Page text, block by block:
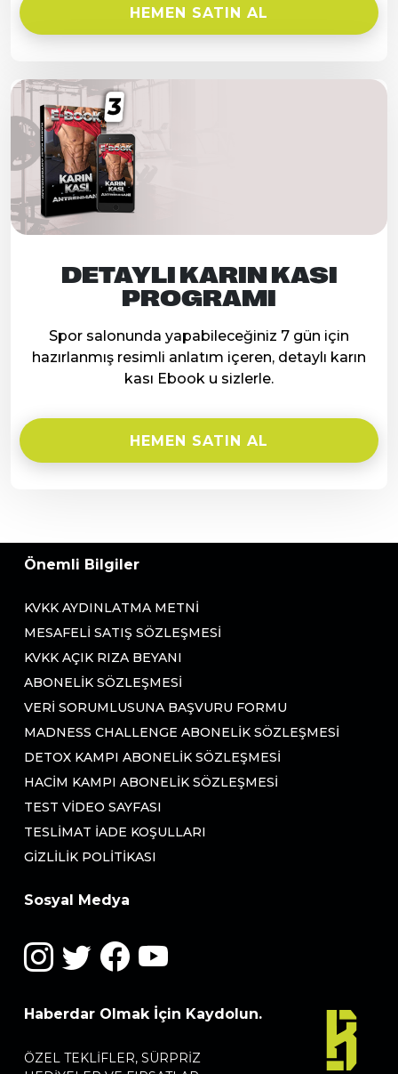
HEMEN SATIN AL
DETAYLI KARIN KASI
PROGRAMI
Spor salonunda yapabileceğiniz 7 gün için
hazırlanmış resimli anlatım içeren, detaylı karın
kası Ebook u sizlerle.
HEMEN SATIN AL
Önemli Bilgiler
KVKK AYDINLATMA METNI
MESAFELI SATIŞ SÖZLEŞMESI
KVKK AÇIK RIZA BEYANI
ABONELIK SÖZLEŞMESI
VERI SORUMLUSUNA BAŞVURU FORMU
MADNESS CHALLENGE ABONELIK SÖZLEŞMESI
DETOX KAMPI ABONELIK SÖZLEŞMESI
HACIM KAMPI ABONELIK SÖZLEŞMESI
TEST VIDEO SAYFASI
TESLIMAT İADE KOŞULLARI
GIZLILIK POLITIKASI
Sosyal Medya
Haberdar Olmak İçin Kaydolun.
ÖZEL TEKLIFLER, SÜRPRIZ